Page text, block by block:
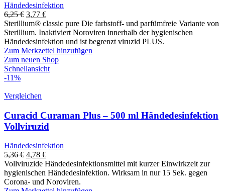
Händedesinfektion
6,25€ 3,77 €
Sterillium® classic pure Die farbstoff- und parfümfreie Variante von
Sterillium. Inaktiviert Noroviren innerhalb der hygienischen
Händedesinfektion und ist begrenzt viruzid PLUS.
Zum Merkzettel hinzufügen
Zum neuen Shop
Schnellansicht
-11%
Vergleichen
Curacid Curaman Plus – 500 ml Händedesinfektion
Vollviruzid
Händedesinfektion
5,36€ 4,78 €
Vollviruzide Händedesinfektionsmittel mit kurzer Einwirkzeit zur
hygienischen Händedesinfektion. Wirksam in nur 15 Sek. gegen
Corona- und Noroviren.